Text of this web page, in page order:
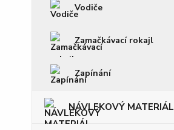
Vodiče
Zamačkávací rokajl
Zapínání
NÁVLEKOVÝ MATERIÁL